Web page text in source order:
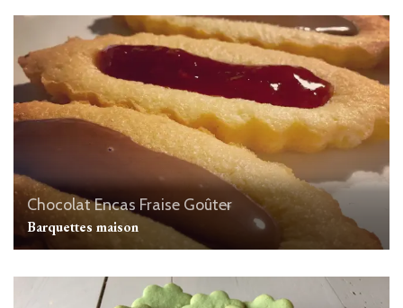
ChocolatEncas Fraise Goûter
Barquettes maison